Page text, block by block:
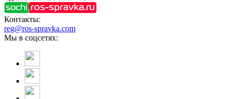
Контакты:
reg@ros-spravka.com
Мы в соцсетях: